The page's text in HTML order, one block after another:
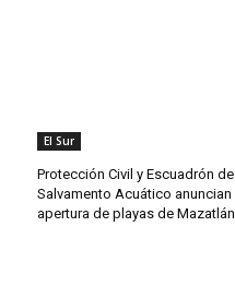
El Sur
Protección Civil y Escuadrón de
Salvamento Acuático anuncian
apertura de playas de Mazatlán